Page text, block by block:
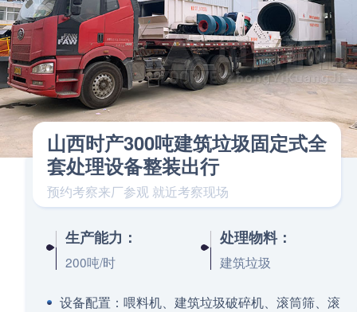
山西时产300吨建筑垃圾固定式全
套处理设备整装出行
预约考察来厂参观 就近考察现场
生产能力：
200吨/时
处理物料：
建筑垃圾
设备配置：喂料机、建筑垃圾破碎机、滚筒筛、滚